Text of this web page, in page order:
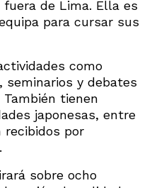
de Lima. Ella es
para cursar sus
como
y debates
tienen
japonesas, entre
recibidos por
sobre ocho